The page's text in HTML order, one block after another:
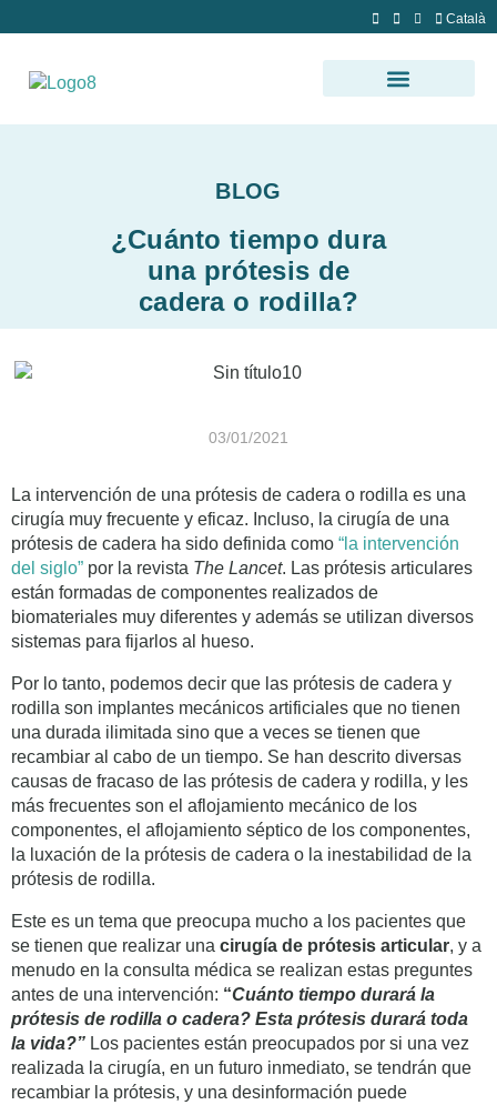
Català
BLOG
¿Cuánto tiempo dura
una prótesis de
cadera o rodilla?
03/01/2021
La intervención de una prótesis de cadera o rodilla es una
cirugía muy frecuente y eficaz. Incluso, la cirugía de una
prótesis de cadera ha sido definida como “la intervención
del siglo” por la revista The Lancet. Las prótesis articulares
están formadas de componentes realizados de
biomateriales muy diferentes y además se utilizan diversos
sistemas para fijarlos al hueso.
Por lo tanto, podemos decir que las prótesis de cadera y
rodilla son implantes mecánicos artificiales que no tienen
una durada ilimitada sino que a veces se tienen que
recambiar al cabo de un tiempo. Se han descrito diversas
causas de fracaso de las prótesis de cadera y rodilla, y les
más frecuentes son el aflojamiento mecánico de los
componentes, el aflojamiento séptico de los componentes,
la luxación de la prótesis de cadera o la inestabilidad de la
prótesis de rodilla.
Este es un tema que preocupa mucho a los pacientes que
se tienen que realizar una cirugía de prótesis articular, y a
menudo en la consulta médica se realizan estas preguntes
antes de una intervención: “Cuánto tiempo durará la
prótesis de rodilla o cadera? Esta prótesis durará toda
la vida?” Los pacientes están preocupados por si una vez
realizada la cirugía, en un futuro inmediato, se tendrán que
recambiar la prótesis, y una desinformación puede